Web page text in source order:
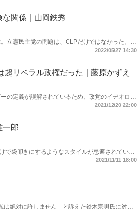
関係｜山岡鉄秀
立憲民主党の問題は、CLPだけではなかった。こ
たのだ。それが、ブルージャパンという会社だ。
2022/05/27 14:30
超リベラル政権だった｜藤原かずえ
の定義が誤解されているため、政党のイデオロギ
な問題点を解決するために、いまこそ、主要政党
2021/12/20 22:00
一郎
で袋叩きにするようなスタイルが忌避されている
ることはないでしょう」と投稿。「比例は1議席
2021/11/11 18:00
絶対に許しません」と訴えた鈴木宗男氏に対し